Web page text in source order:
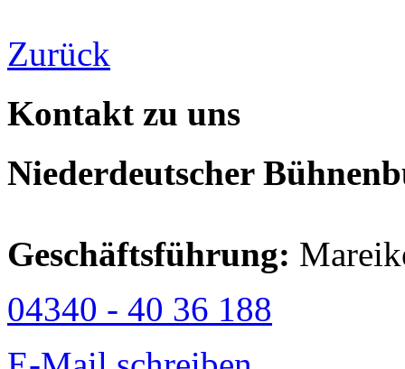
Zurück
Kontakt zu uns
Niederdeutscher
Geschäftsführung:
04340 - 40 36 188